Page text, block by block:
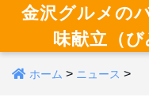
金沢グルメの
味献立（び
ホーム > ニュース >